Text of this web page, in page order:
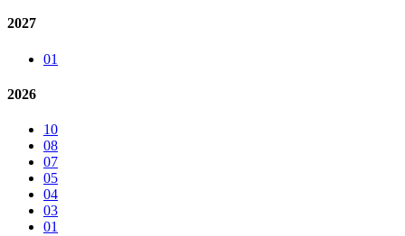
2027
01
2026
10
08
07
05
04
03
01